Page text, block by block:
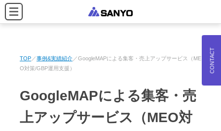
TOP 事例&実績紹介
GoogleMAPによる集客・売上アップサービス（ME
O対策/GBP運用支援）
GoogleMAPによる集客・売
上アップサービス（MEO対
CONTACT